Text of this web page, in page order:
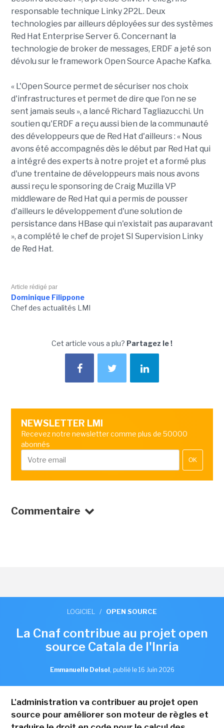
responsable technique Linky 2P2L. Deux
technologies par ailleurs déployées sur des systèmes
Red Hat Enterprise Server 6. Concernant la
technologie de broker de messages, ERDF a jeté son
dévolu sur le framework Open Source Apache Kafka.
« L'Open Source permet de sécuriser nos choix
d'infrastructures et permet de dire que l'on ne se
sent jamais seuls », a lancé Richard Tagliazucchi. Un
soutien qu'ERDF a reçu aussi bien de la communauté
des développeurs que de Red Hat d'ailleurs : « Nous
avons été accompagnés dès le début par Red Hat qui
a intégré des experts à notre projet et a formé plus
d'une trentaine de développeurs mais nous avons
aussi reçu le sponsoring de Craig Muzilla VP
middleware de Red Hat qui a permis de pousser
d'ailleurs le développement d'une solution de
persistance dans HBase qui n'existait pas auparavant
», a complété le chef de projet SI Supervision Linky
de Red Hat.
Article rédigé par
Dominique Filippone
Chef des actualités LMI
Cet article vous a plu? Partagez le !
NEWSLETTER LMI
Recevez notre newsletter comme plus de 50000
abonnés
OK
Commentaire
LOGICIEL / OPEN SOURCE
La Cnaf contribue au projet open
source Catala de l'Inria
Emmanuelle Delsol , publié le 16 Juin 2026
L'administration va contribuer au projet open
source pour améliorer son moteur de règles et